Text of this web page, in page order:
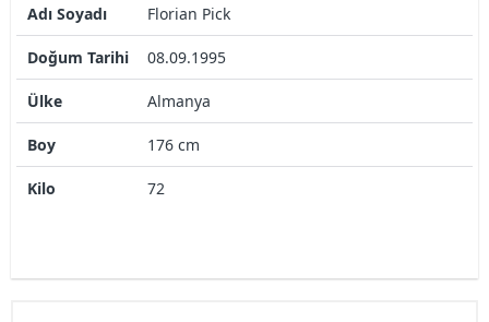
Adı Soyadı Florian Pick
Doğum Tarihi 08.09.1995
Ülke Almanya
Boy 176 cm
Kilo 72